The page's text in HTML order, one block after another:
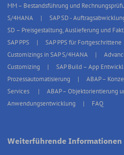
MM – Bestandsführung und
S/4HANA
SAP SD -
SD – Preisgestaltung, Auslieferung und
SAP PPS
SAP PPS für Fortgeschrittene
Customizings in SAP S/4HANA
Customizing
SAP Build – App
Prozessautomatisierung
ABAP –
Services
ABAP – Objektorientierung
Anwendungsentwicklung
FAQ
Weiterführende Informationen